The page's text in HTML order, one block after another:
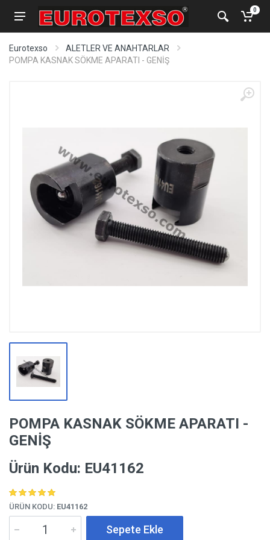
0
Eurotexso
ALETLER VE ANAHTARLAR
POMPA KASNAK SÖKME APARATI - GENİŞ
POMPA KASNAK SÖKME APARATI -
GENİŞ
Ürün Kodu: EU41162
ÜRÜN KODU: EU41162
Sepete Ekle